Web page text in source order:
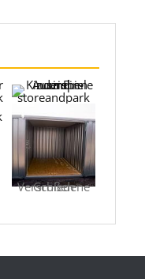
Verschiedene Größen